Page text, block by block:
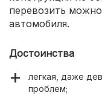
перевозить
автомобиля.
Достоинства
легкая, даже
проблем;